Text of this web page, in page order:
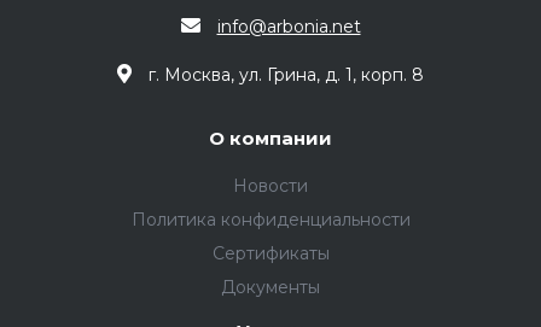
info@arbonia.net
г. Москва, ул. Грина, д. 1, корп. 8
О компании
Новости
Политика конфиденциальности
Сертификаты
Документы